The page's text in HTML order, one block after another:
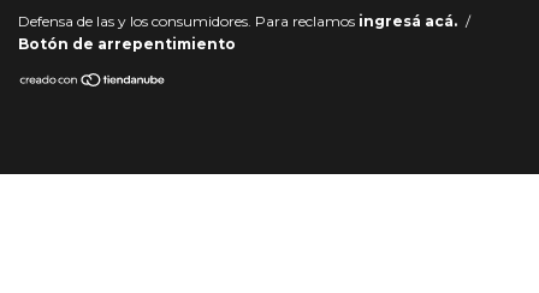
Defensa de las y los consumidores. Para reclamos ingresá acá. /
Botón de arrepentimiento